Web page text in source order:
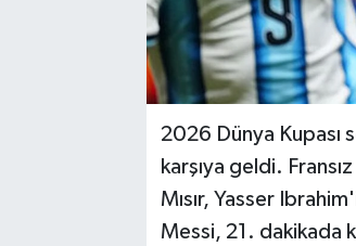
2026 Dünya Kupası
karşıya geldi.
Mısır, Yasser
Messi, 21. dakikada